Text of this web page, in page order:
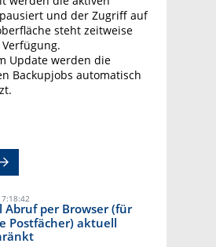
und der Zugriff auf
steht zeitweise
Update werden die
Backupjobs automatisch
Abruf per Browser (für
Postfächer) aktuell